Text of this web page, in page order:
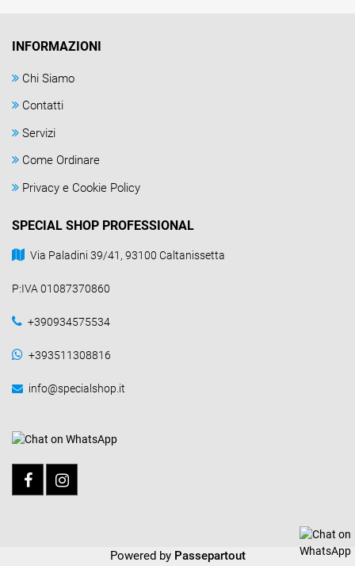
INFORMAZIONI
Chi Siamo
Contatti
Servizi
Come Ordinare
Privacy e Cookie Policy
SPECIAL SHOP PROFESSIONAL
Via Paladini 39/41, 93100 Caltanissetta
P:IVA 01087370860
+390934575534
+393511308816
info@specialshop.it
Powered by Passepartout